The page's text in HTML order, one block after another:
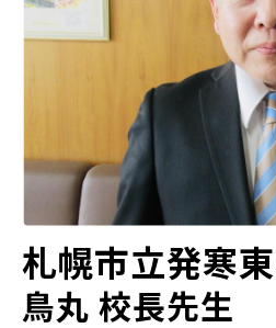
札幌市立発寒
鳥丸 校長先生